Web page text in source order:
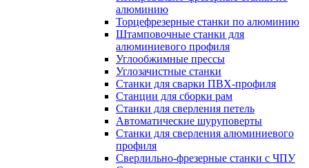
алюминию
Торцефрезерные станки по алюминию
Штамповочные станки для
алюминиевого профиля
Углообжимные прессы
Углозачистные станки
Станки для сварки ПВХ-профиля
Станции для сборки рам
Станки для сверления петель
Автоматические шуруповерты
Станки для сверления алюминиевого
профиля
Сверлильно-фрезерные станки с ЧПУ